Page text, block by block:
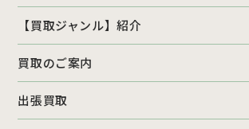
【買取ジャンル】紹介
買取のご案内
出張買取